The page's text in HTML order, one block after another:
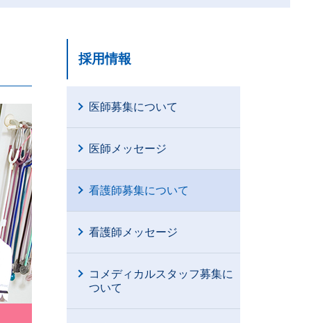
採用情報
医師募集について
医師メッセージ
看護師募集について
看護師メッセージ
コメディカルスタッフ募集に
ついて